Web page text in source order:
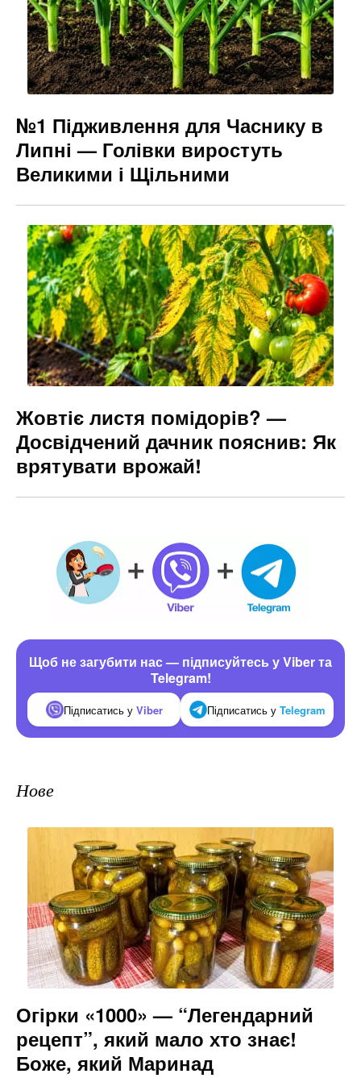
№1 Підживлення для Часнику в
Липні — Голівки виростуть
Великими і Щільними
Жовтіє листя помідорів? —
Досвідчений дачник пояснив: Як
врятувати врожай!
Щоб не загубити нас — підписуйтесь у Viber та
Telegram!
Підписатись у Viber Підписатись у Telegram
Нове
Огірки «1000» — “Легендарний
рецепт”, який мало хто знає!
Боже, який Маринад